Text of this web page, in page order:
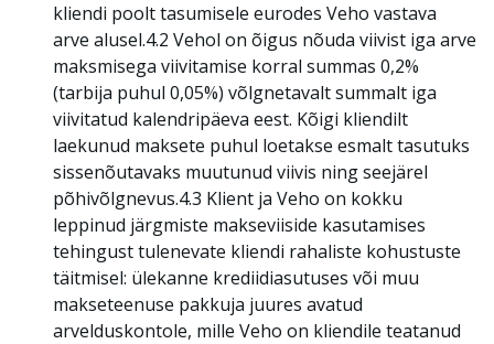
kliendi poolt tasumisele eurodes Veho vastava
arve alusel.4.2 Vehol on õigus nõuda viivist iga arve
maksmisega viivitamise korral summas 0,2%
(tarbija puhul 0,05%) võlgnetavalt summalt iga
viivitatud kalendripäeva eest. Kõigi kliendilt
laekunud maksete puhul loetakse esmalt tasutuks
sissenõutavaks muutunud viivis ning seejärel
põhivõlgnevus.4.3 Klient ja Veho on kokku
leppinud järgmiste makseviiside kasutamises
tehingust tulenevate kliendi rahaliste kohustuste
täitmisel: ülekanne krediidiasutuses või muu
makseteenuse pakkuja juures avatud
arvelduskontole, mille Veho on kliendile teatanud